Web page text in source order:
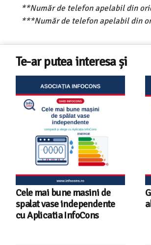
**Număr de telefon apelabil din
***Număr de telefon apelabil din
Te-ar putea interesa și
Cele mai bune masini de
spalat vase independente
cu Aplicatia InfoCons